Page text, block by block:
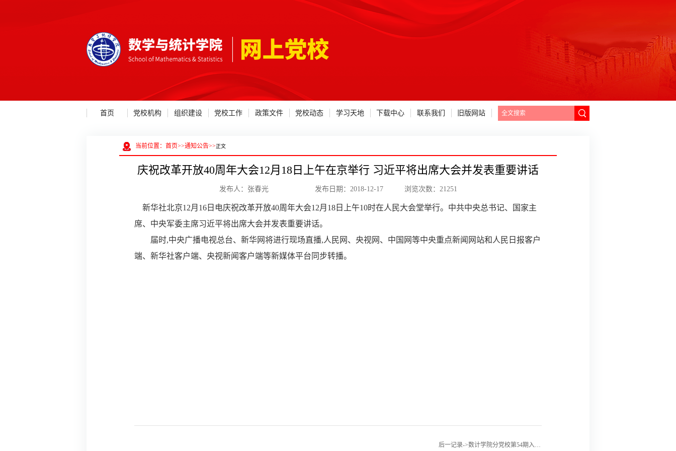
首页 党校机构 组织建设 党校工作 政策文件 党校动态 学习天地 下载中心 联系我们 旧版网站
当前位置： 首页>>通知公告>>正文
庆祝改革开放40周年大会12月18日上午在京举行 习近平将出席大会并发表重要讲话
发布人：张春光 发布日期：2018-12-17 浏览次数： 21251
新华社北京12月16日电庆祝改革开放40周年大会12月18日上午10时在人民大会堂举行。中共中央总书记、国家主
席、中央军委主席习近平将出席大会并发表重要讲话。
届时,中央广播电视总台、新华网将进行现场直播,人民网、央视网、中国网等中央重点新闻网站和人民日报客户
端、新华社客户端、央视新闻客户端等新媒体平台同步转播。
后一记录->数计学院分党校第54期入党积极分子培训班结业考试考场分布